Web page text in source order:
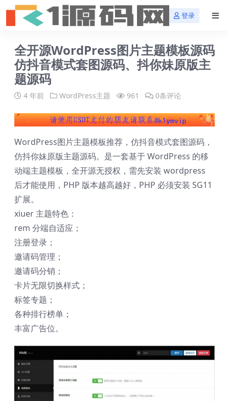
登录
全开源WordPress图片主题模板源码
仿抖音模式套图源码、抖你妹原版主
题源码
4 年前 WordPress主题 961 0条评论
WordPress图片主题模板推荐，仿抖音模式套图源码，
仿抖你妹原版主题源码。是一套基于 WordPress 的移
动端主题模板，全开源无授权，需先安装 wordpress
后才能使用，PHP 版本越高越好，PHP 必须安装 SG11
扩展。
xiuer 主题特色：
rem 分端自适应；
注册登录；
邀请码管理；
邀请码分销；
卡片无限切换样式；
标签专题；
各种排行榜单；
丰富广告位。